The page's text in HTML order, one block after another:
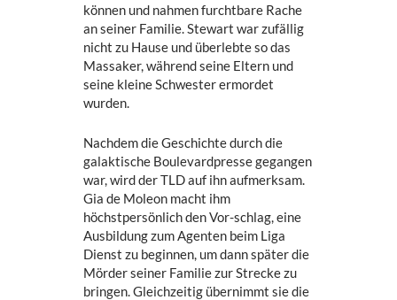
können und nahmen furchtbare Rache
an seiner Familie. Stewart war zufällig
nicht zu Hause und überlebte so das
Massaker, während seine Eltern und
seine kleine Schwester ermordet
wurden.
Nachdem die Geschichte durch die
galaktische Boulevardpresse gegangen
war, wird der TLD auf ihn aufmerksam.
Gia de Moleon macht ihm
höchstpersönlich den Vor-schlag, eine
Ausbildung zum Agenten beim Liga
Dienst zu beginnen, um dann später die
Mörder seiner Familie zur Strecke zu
bringen. Gleichzeitig übernimmt sie die